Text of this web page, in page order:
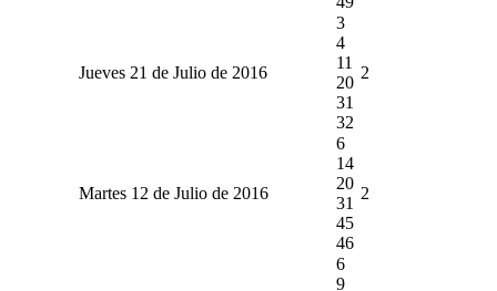
Jueves 21 de Julio de 2016
3
4
11
20
31
32
2
Martes 12 de Julio de 2016
6
14
20
31
45
46
2
6
9